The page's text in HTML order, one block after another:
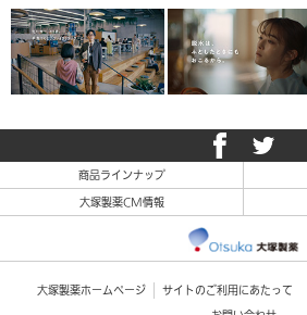
商品ラインナップ
大塚製薬CM情報
大塚製薬ホームページ サイトのご利用にあたって